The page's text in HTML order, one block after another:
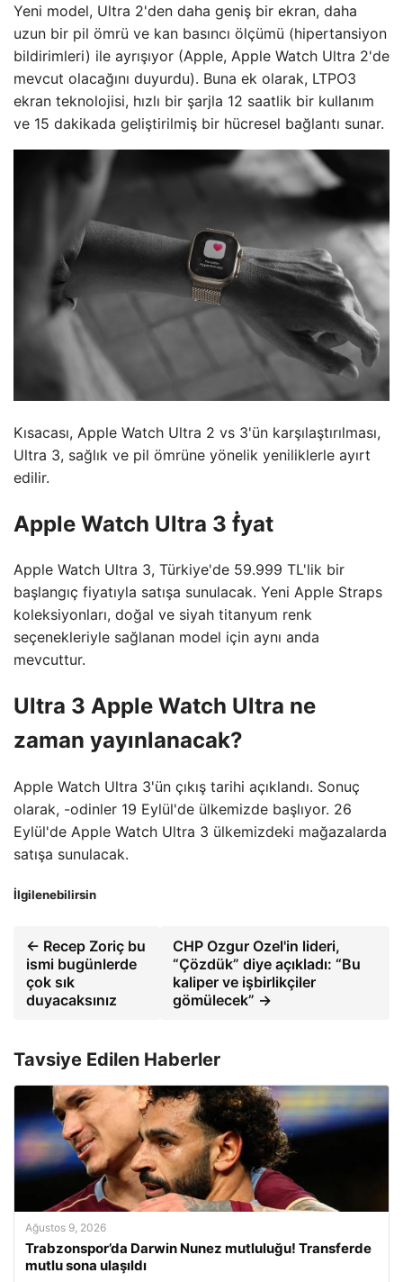
Yeni model, Ultra 2'den daha geniş bir ekran, daha
uzun bir pil ömrü ve kan basıncı ölçümü (hipertansiyon
bildirimleri) ile ayrışıyor (Apple, Apple Watch Ultra 2'de
mevcut olacağını duyurdu). Buna ek olarak, LTPO3
ekran teknolojisi, hızlı bir şarjla 12 saatlik bir kullanım
ve 15 dakikada geliştirilmiş bir hücresel bağlantı sunar.
Kısacası, Apple Watch Ultra 2 vs 3'ün karşılaştırılması,
Ultra 3, sağlık ve pil ömrüne yönelik yeniliklerle ayırt
edilir.
Apple Watch Ultra 3 ḟyat
Apple Watch Ultra 3, Türkiye'de 59.999 TL'lik bir
başlangıç ​​fiyatıyla satışa sunulacak. Yeni Apple Straps
koleksiyonları, doğal ve siyah titanyum renk
seçenekleriyle sağlanan model için aynı anda
mevcuttur.
Ultra 3 Apple Watch Ultra ne
zaman yayınlanacak?
Apple Watch Ultra 3'ün çıkış tarihi açıklandı. Sonuç
olarak, -odinler 19 Eylül'de ülkemizde başlıyor. 26
Eylül'de Apple Watch Ultra 3 ülkemizdeki mağazalarda
satışa sunulacak.
İlgilenebilirsin
← Recep Zoriç bu
ismi bugünlerde
çok sık
duyacaksınız
CHP Ozgur Ozel'in lideri,
“Çözdük” diye açıkladı: “Bu
kaliper ve işbirlikçiler
gömülecek” →
Tavsiye Edilen Haberler
Ağustos 9, 2026
Trabzonspor’da Darwin Nunez mutluluğu! Transferde
mutlu sona ulaşıldı